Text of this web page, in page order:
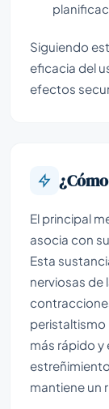
Siguiendo
eficacia del
efectos
El principal
asocia con
Esta
nerviosas de
peristaltismo
más rápido y
mantiene un